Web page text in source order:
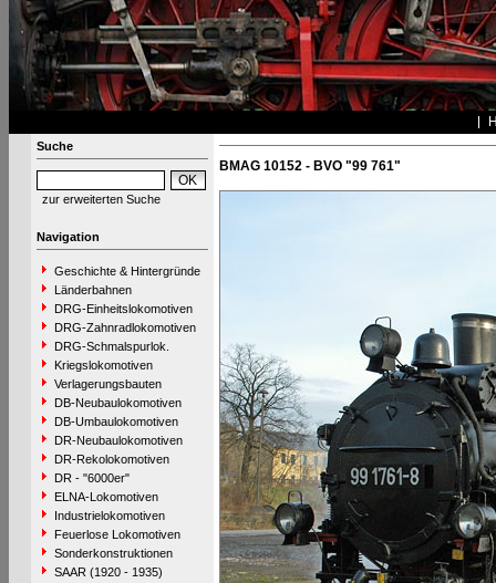
Suche
zur erweiterten Suche
Navigation
Geschichte & Hintergründe
Länderbahnen
DRG-Einheitslokomotiven
DRG-Zahnradlokomotiven
DRG-Schmalspurlok.
Kriegslokomotiven
Verlagerungsbauten
DB-Neubaulokomotiven
DB-Umbaulokomotiven
DR-Neubaulokomotiven
DR-Rekolokomotiven
DR - "6000er"
ELNA-Lokomotiven
Industrielokomotiven
Feuerlose Lokomotiven
Sonderkonstruktionen
SAAR (1920 - 1935)
BMAG 10152 - BVO "99 761"